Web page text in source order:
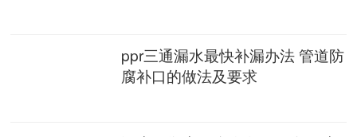
ppr三通漏水最快补漏办法 管道防
腐补口的做法及要求